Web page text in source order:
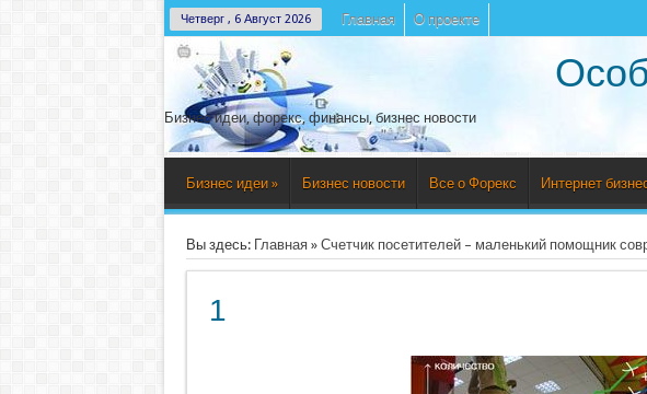
Четверг , 6 Август 2026 Главная О проекте
Бизнес идеи, форекс, финансы, бизнес новости
Бизнес идеи » Бизнес новости Все о Форекс Интернет
Вы здесь: Главная» Счетчик посетителей – маленький помощник
1